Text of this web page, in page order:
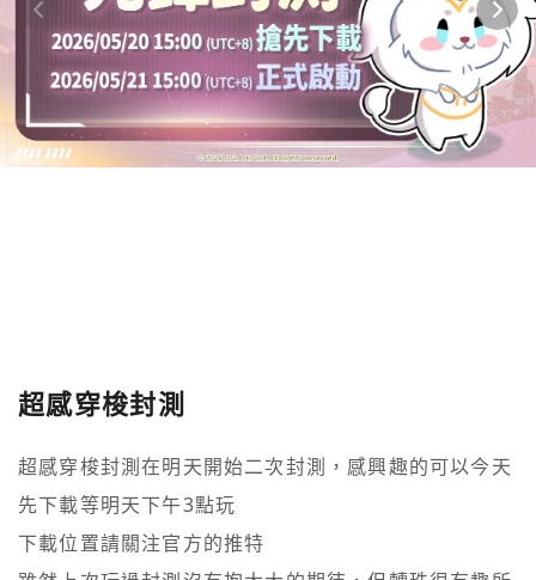
超感穿梭封測
超感穿梭封測在明天開始二次封測，感興趣的可以今天
先下載等明天下午3點玩
下載位置請關注官方的推特